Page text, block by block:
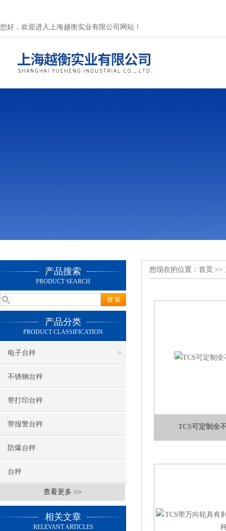
您好，欢迎进入上海越衡实业有限公司网站！
产品搜索
PRODUCT SEARCH
产品分类
PRODUCT CLASSIFICATION
电子台秤
不锈钢台秤
带打印台秤
带报警台秤
防爆台秤
台秤
查看更多 >>
相关文章
RELEVANT ARTICLES
您现在的位置： 首页 >>
TCS可定制全